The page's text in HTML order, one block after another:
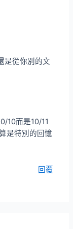
是從你別的文
10而是10/11
是特別的回憶
回覆